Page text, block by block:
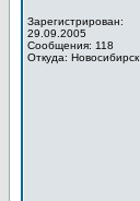
Зарегистрирован:
29.09.2005
Сообщения: 118
Откуда: Новосибирск